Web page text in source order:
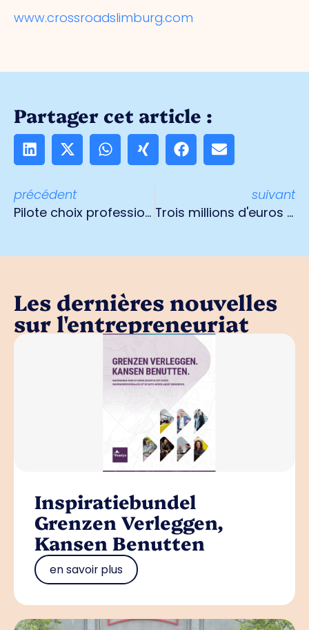
www.crossroadslimburg.com
Partager cet article :
précédent
Pilote choix professionnel élèves vmbo
suivant
Trois millions d'euros pour le Kazernekwartier Venlo
Les dernières nouvelles
sur l'entrepreneuriat
Inspiratiebundel
Grenzen Verleggen,
Kansen Benutten
en savoir plus